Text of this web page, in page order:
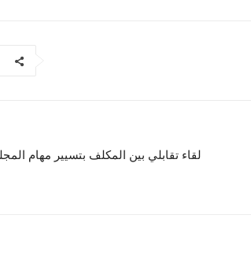
‏لقاء تقابلي بين المكلف بتسيير مهام